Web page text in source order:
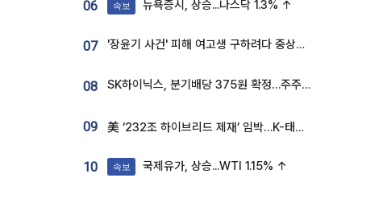
06 속보 뉴욕증시, 상승...나스닥 1.3% ↑
07 '장윤기 사건' 피해 여고생 구하려다 중상…고교생 의상자 지정
08 SK하이닉스, 분기배당 375원 확정…주주환원책 9월로 앞당겨 발표
09 美 ‘232조 하이브리드 제재’ 임박…K-태양광, 불확실성 털고 날개 다나
10 속보 국제유가, 상승...WTI 1.15% ↑